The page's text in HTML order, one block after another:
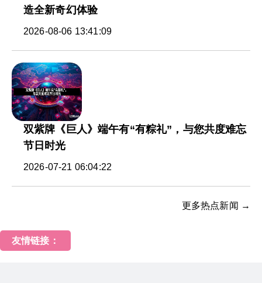
造全新奇幻体验
2026-08-06 13:41:09
双紫牌《巨人》端午有“有粽礼”，与您共度难忘
节日时光
2026-07-21 06:04:22
更多热点新闻 →
友情链接：